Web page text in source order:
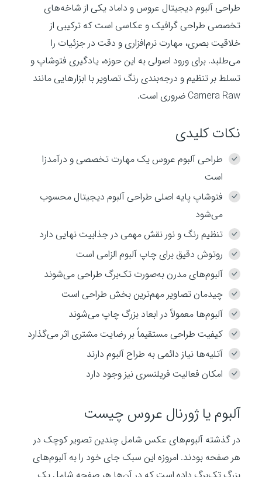
طراحی آلبوم دیجیتال عروس و داماد یکی از شاخه‌های
تخصصی طراحی گرافیک و عکاسی است که ترکیبی از
خلاقیت بصری، مهارت نرم‌افزاری و دقت در جزئیات را
می‌طلبد. برای ورود اصولی به این حوزه، یادگیری فتوشاپ و
تسلط بر تنظیم و درجه‌بندی رنگ تصاویر با ابزارهایی مانند
Camera Raw ضروری است.
نکات کلیدی
طراحی آلبوم عروس یک مهارت تخصصی و درآمدزا
است
فتوشاپ پایه اصلی طراحی آلبوم دیجیتال محسوب
می‌شود
تنظیم رنگ و نور نقش مهمی در جذابیت نهایی دارد
روتوش دقیق برای چاپ آلبوم الزامی است
آلبوم‌های مدرن به‌صورت تک‌برگ طراحی می‌شوند
چیدمان تصاویر مهم‌ترین بخش طراحی است
آلبوم‌ها معمولاً در ابعاد بزرگ چاپ می‌شوند
کیفیت طراحی مستقیماً بر رضایت مشتری اثر می‌گذارد
آتلیه‌ها نیاز دائمی به طراح آلبوم دارند
امکان فعالیت فریلنسری نیز وجود دارد
آلبوم یا ژورنال عروس چیست
در گذشته آلبوم‌های عکس شامل چندین تصویر کوچک در
هر صفحه بودند. امروزه این سبک جای خود را به آلبوم‌های